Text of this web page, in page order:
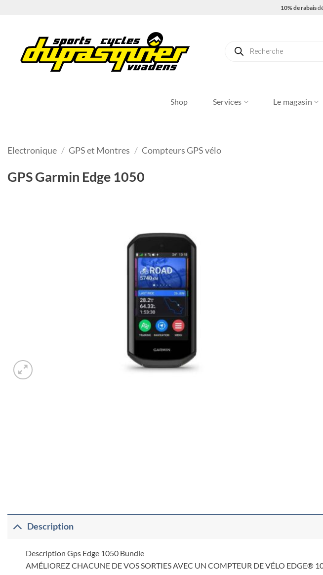
10% de rabais
produits
Shop Services Le magasin
Electronique / GPS et Montres / Compteurs GPS vélo
GPS Garmin Edge 1050
Description
Description Gps Edge 1050 Bundle
AMÉLIOREZ CHACUNE DE VOS SORTIES AVEC UN COMPTEUR DE VÉLO EDGE®